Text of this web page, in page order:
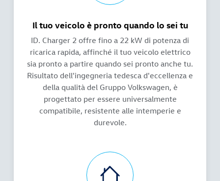
Il tuo veicolo è pronto quando lo sei tu
ID. Charger 2 offre fino a 22 kW di potenza di
ricarica rapida, affinché il tuo veicolo elettrico
sia pronto a partire quando sei pronto anche tu.
Risultato dell'ingegneria tedesca d'eccellenza e
della qualità del Gruppo Volkswagen, è
progettato per essere universalmente
compatibile, resistente alle intemperie e
durevole.